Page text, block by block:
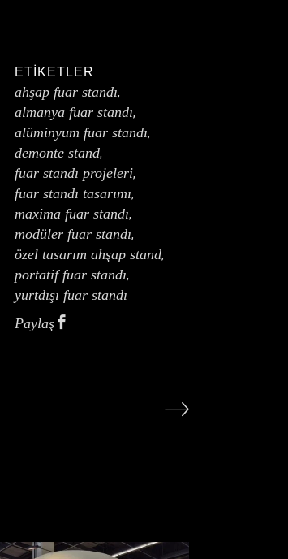
ETIKETLER
ahşap fuar standı,
almanya fuar standı,
alüminyum fuar standı,
demonte stand,
fuar standı projeleri,
fuar standı tasarımı,
maxima fuar standı,
modüler fuar standı,
özel tasarım ahşap stand,
portatif fuar standı,
yurtdışı fuar standı
Paylaş